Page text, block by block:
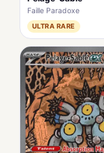
Faille Paradoxe
ULTRA RARE